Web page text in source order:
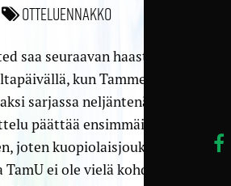
Otteluennakko
saa seuraavan haasteensa
kun Tammelaan
sarjassa neljäntenä oleva
päättää ensimmäisen
joten kuopiolaisjoukkue on
ei ole vielä kohdannut.